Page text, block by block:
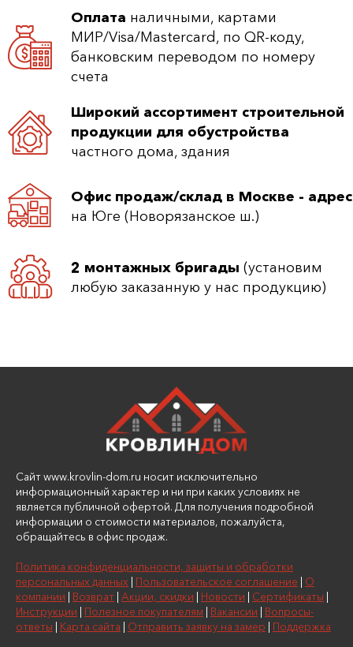
Оплата наличными, картами
МИР/Visa/Mastercard, по QR-коду,
банковским переводом по номеру
счета
Широкий ассортимент строительной
продукции для обустройства
частного дома, здания
Офис продаж/склад в Москве - адрес
на Юге (Новорязанское ш.)
2 монтажных бригады (установим
любую заказанную у нас продукцию)
Сайт www.krovlin-dom.ru носит исключительно
информационный характер и ни при каких условиях не
является публичной офертой. Для получения подробной
информации о стоимости материалов, пожалуйста,
обращайтесь в офис продаж.
Политика конфиденциальности, защиты и обработки
персональных данных
Пользовательское соглашение
О
компании
Возврат Акции, скидки Новости Сертификаты
Инструкции
Полезное покупателям Вакансии
Вопросы-
ответы
Карта сайта Отправить заявку на замер Поддержка